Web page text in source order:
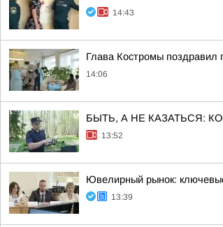
14:43
Глава Костромы поздравил
14:06
БЫТЬ, А НЕ КАЗАТЬСЯ:
13:52
Ювелирный рынок:
13:39